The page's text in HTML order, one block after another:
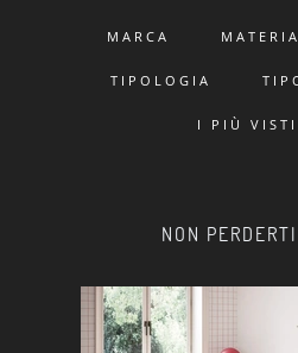
MARCA
TIPOLOGIA
I PIÙ
NON